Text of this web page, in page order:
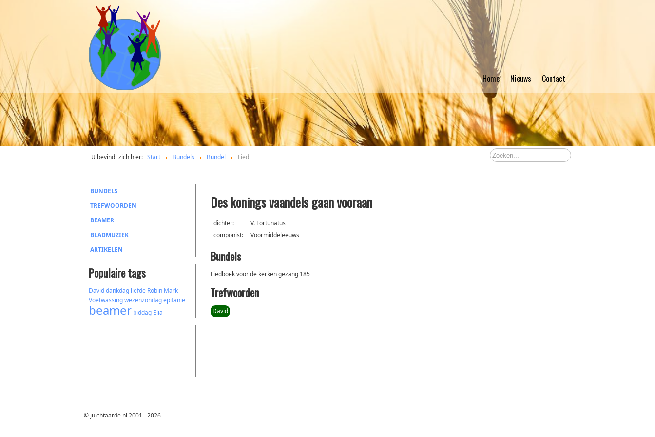
Home Nieuws Contact
U bevindt zich hier: Start Bundels Bundel Lied
BUNDELS
TREFWOORDEN
BEAMER
BLADMUZIEK
ARTIKELEN
Populaire tags
Daviddankdag liefde Robin Mark
Voetwassingwezenzondagepifanie
beamer biddag Elia
Des konings vaandels gaan vooraan
dichter:
V. Fortunatus
componist:
Voormiddeleeuws
Bundels
Liedboek voor de kerken gezang 185
Trefwoorden
David
© juichtaarde.nl 2001 -2026